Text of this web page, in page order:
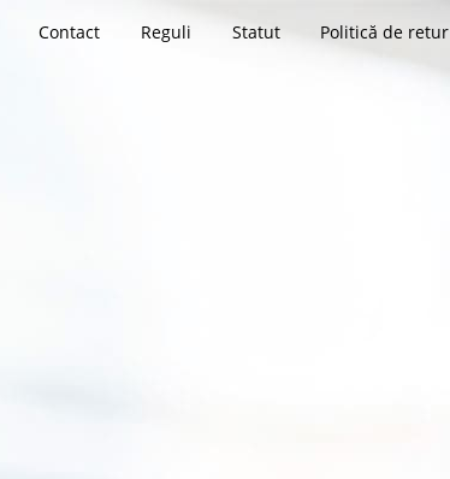
Contact Reguli Statut Politică de retur